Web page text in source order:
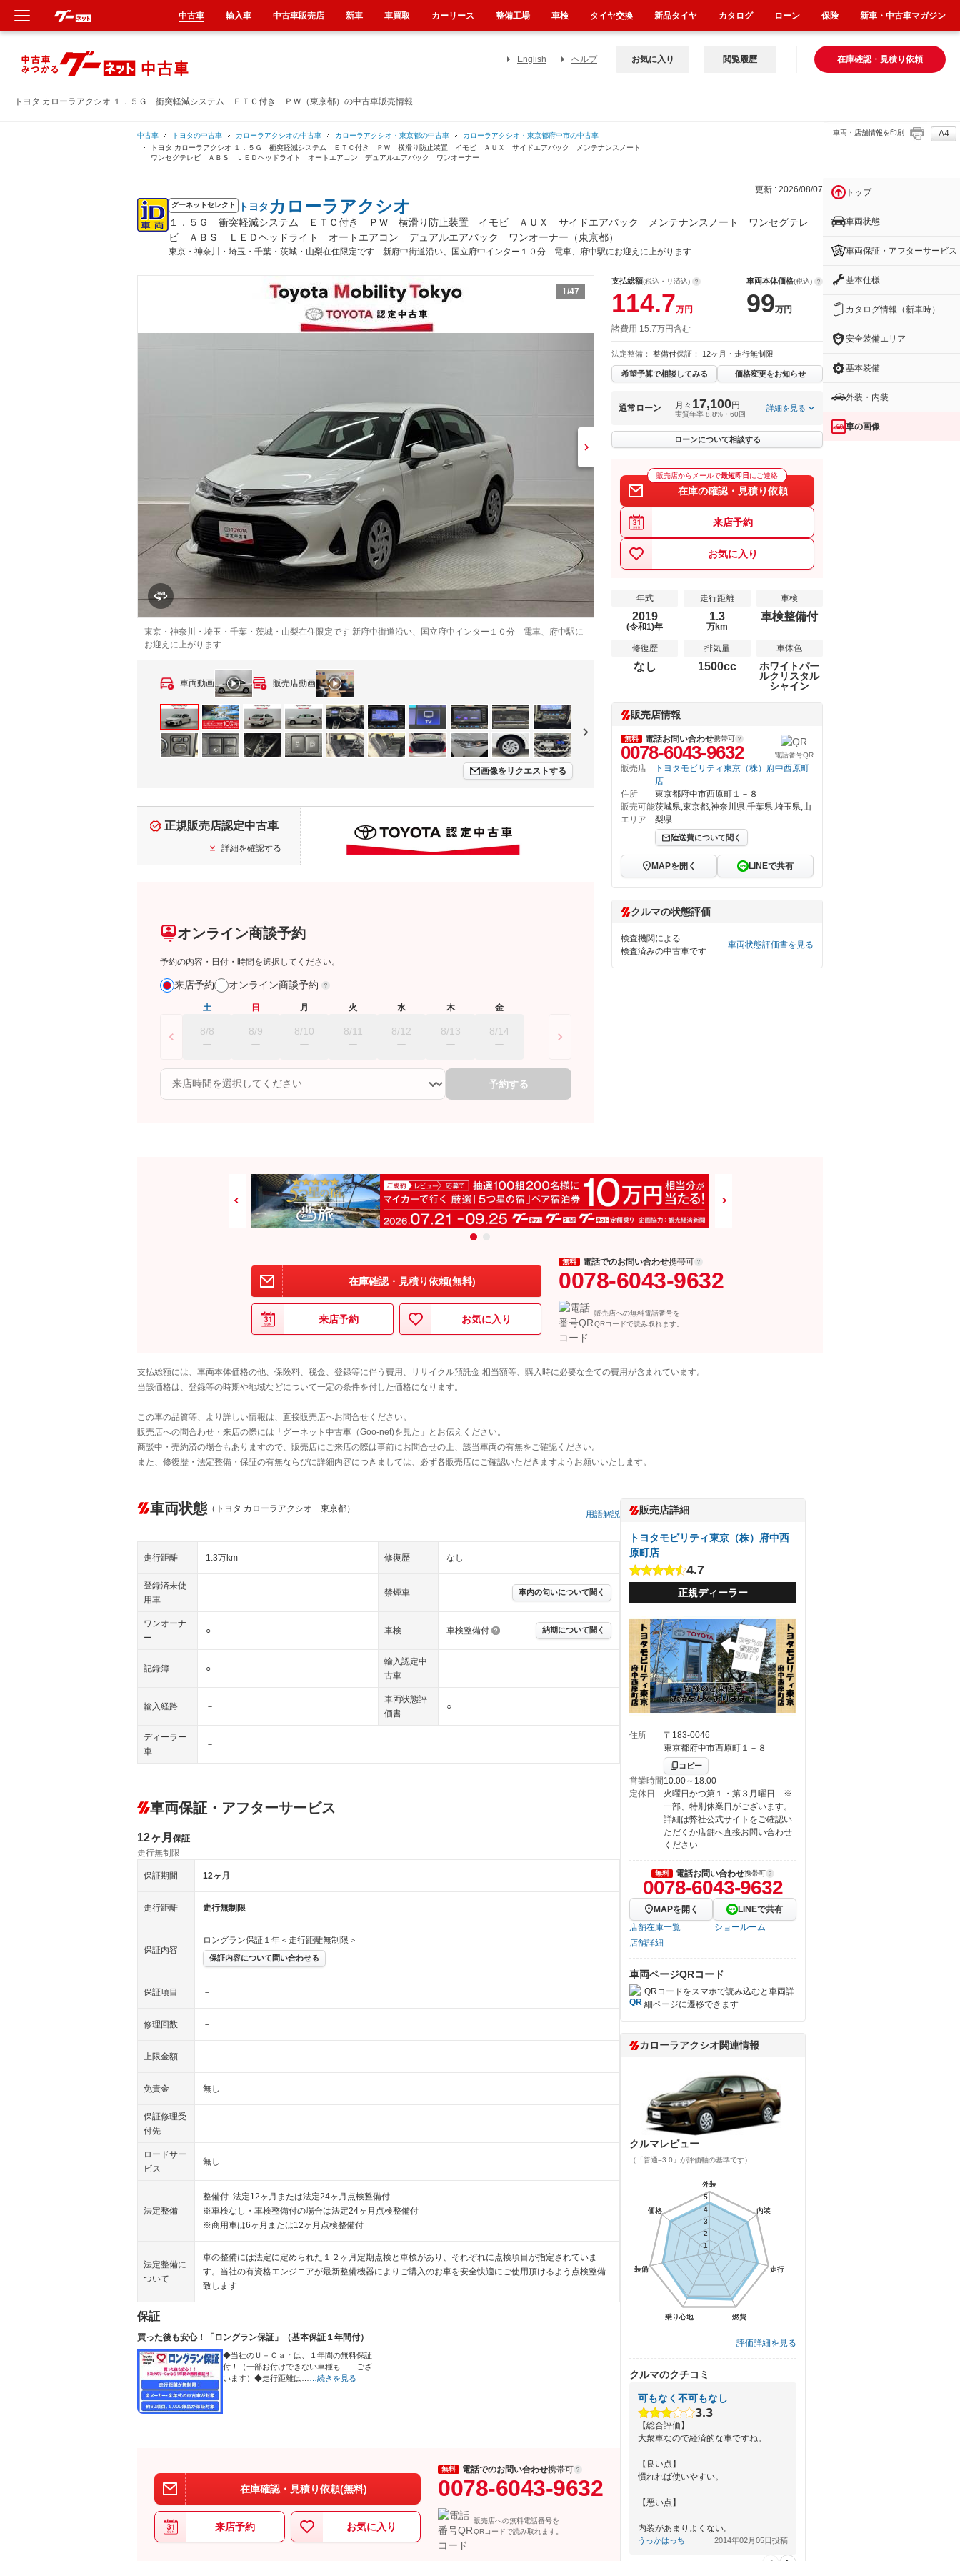
トヨタ カローラアクシオ １．５Ｇ 衝突軽減システム ＥＴＣ付き ＰＷ（東京都）の中古車販売情報
English ヘルプ 在庫確認・見積り依頼
お気に入り 閲覧履歴
中古車 トヨタの中古車 カローラアクシオの中古車 カローラアクシオ・東京都の中古車
カローラアクシオ・東京都府中市の中古車
トヨタ カローラアクシオ １．５Ｇ 衝突軽減システム ＥＴＣ付き ＰＷ 横滑り防止装置 イモビ ＡＵＸ サイドエアバック メンテナンスノート
ワンセグテレビ ＡＢＳ ＬＥＤヘッドライト オートエアコン デュアルエアバック ワンオーナー
車両・店舗情報を印刷 A4
更新 : 2026/08/07
グーネットセレクト トヨタ カローラアクシオ
１．５Ｇ 衝突軽減システム ＥＴＣ付き ＰＷ 横滑り防止装置 イモビ ＡＵＸ サイドエアバック メンテナンスノート ワンセグテレ
ビ ＡＢＳ ＬＥＤヘッドライト オートエアコン デュアルエアバック ワンオーナー（東京都）
東京・神奈川・埼玉・千葉・茨城・山梨在住限定です 新府中街道沿い、国立府中インター１０分 電車、府中駅にお迎えに上がります
1/47
東京・神奈川・埼玉・千葉・茨城・山梨在住限定です 新府中街道沿い、国立府中インター１０分 電車、府中駅に
お迎えに上がります
車両動画 販売店動画
画像をリクエストする
正規販売店認定中古車
詳細を確認する
オンライン商談予約
予約の内容・日付・時間を選択してください。
来店予約 オンライン商談予約
土
8/8
日
8/9
月
8/10
火
8/11
水
8/12
木
8/13
金
8/14
予約する
支払総額(税込・リ済込)
114.7万円
車両本体価格(税込)
99万円
諸費用 15.7万円含む
法定整備： 整備付保証： 12ヶ月・走行無制限
希望予算で相談してみる 価格変更をお知らせ
通常ローン 月々 17,100円
実質年率 8.8%・60回
詳細を見る
ローンについて相談する
販売店からメールで最短即日 にご連絡
在庫の確認・見積り依頼
来店予約
お気に入り
年式
2019
(令和1)年
走行距離
1.3
万km
車検
車検整備付
修復歴
なし
排気量
1500cc
車体色
ホワイトパー
ルクリスタル
シャイン
販売店情報
無料 電話お問い合わせ携帯可
0078-6043-9632 電話番号QR
販売店
トヨタモビリティ東京（株）府中西原町
店
住所
東京都府中市西原町１－８
販売可能
エリア
茨城県,東京都,神奈川県,千葉県,埼玉県,山
梨県
陸送費について聞く
MAPを開く LINEで共有
クルマの状態評価
検査機関による
検査済みの中古車です
車両状態評価書を見る
在庫確認・見積り依頼(無料)
来店予約 お気に入り
無料 電話でのお問い合わせ携帯可
0078-6043-9632
販売店への無料電話番号を
QRコードで読み取れます。
支払総額には、車両本体価格の他、保険料、税金、登録等に伴う費用、リサイクル預託金 相当額等、購入時に必要な全ての費用が含まれています。
当該価格は、登録等の時期や地域などについて一定の条件を付した価格になります。
この車の品質等、より詳しい情報は、直接販売店へお問合せください。
販売店への問合わせ・来店の際には「グーネット中古車（Goo-net)を見た」とお伝えください。
商談中・売約済の場合もありますので、販売店にご来店の際は事前にお問合せの上、該当車両の有無をご確認ください。
また、修復歴・法定整備・保証の有無ならびに詳細内容につきましては、必ず各販売店にご確認いただきますようお願いいたします。
車両状態 （トヨタ カローラアクシオ 東京都）
用語解説
走行距離 1.3万km 修復歴 なし
登録済未使
用車
－ 禁煙車 － 車内の匂いについて聞く
ワンオーナ
ー
○ 車検 車検整備付 納期について聞く
記録簿 ○
輸入認定中
古車
－
輸入経路 －
車両状態評
価書
○
ディーラー
車
－
車両保証・アフターサービス
12ヶ月 保証
走行無制限
保証期間 12ヶ月
走行距離 走行無制限
保証内容
ロングラン保証１年＜走行距離無制限＞
保証内容について問い合わせる
保証項目 －
修理回数 －
上限金額 －
免責金 無し
保証修理受
付先
－
ロードサー
ビス
無し
法定整備
整備付 法定12ヶ月または法定24ヶ月点検整備付
※車検なし・車検整備付の場合は法定24ヶ月点検整備付
※商用車は6ヶ月または12ヶ月点検整備付
法定整備に
ついて
車の整備には法定に定められた１２ヶ月定期点検と車検があり、それぞれに点検項目が指定されていま
す。当社の有資格エンジニアが最新整備機器によりご購入のお車を安全快適にご使用頂けるよう点検整備
致します
保証
買った後も安心！「ロングラン保証」（基本保証１年間付）
◆当社のＵ－Ｃａｒは、１年間の無料保証
付！（一部お付けできない車種も ござ
います）◆走行距離は…
…続きを見る
在庫確認・見積り依頼(無料)
来店予約 お気に入り
無料 電話でのお問い合わせ携帯可
0078-6043-9632
販売店への無料電話番号を
QRコードで読み取れます。
販売店詳細
トヨタモビリティ東京（株）府中西
原町店
4.7
正規ディーラー
住所
〒183-0046
東京都府中市西原町１－８
コピー
営業時間 10:00～18:00
定休日
火曜日かつ第１・第３月曜日 ※
一部、特別休業日がございます。
詳細は弊社公式サイトをご確認い
ただくか店舗へ直接お問い合わせ
ください
無料 電話お問い合わせ携帯可
0078-6043-9632
MAPを開く
LINEで共有
店舗在庫一覧
ショールーム
店舗詳細
車両ページQRコード
QRコードをスマホで読み込むと車両詳
細ページに遷移できます
カローラアクシオ関連情報
クルマレビュー
（「普通=3.0」が評価軸の基準です）
外装
内装
走行
燃費
乗り心地
装備
価格
1
2
3
4
5
外装
内装
走行
燃費
乗り心地
装備
価格
1
2
3
4
5
評価詳細を見る
クルマのクチコミ
可もなく不可もなし
3.3
【総合評価】
大衆車なので経済的な車ですね。
【良い点】
慣れれば使いやすい。
【悪い点】
内装があまりよくない。
うっかはっち 2014年02月05日投稿
トップ
車両状態
車両保証・アフターサービス
基本仕様
カタログ情報（新車時）
安全装備エリア
基本装備
外装・内装
車の画像
中古車 輸入車 中古車販売店 新車 車買取 カーリース 整備工場 車検 タイヤ交換 新品タイヤ カタログ ローン 保険 新車・中古車マガジン
新車
中古車